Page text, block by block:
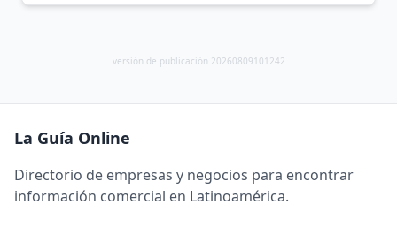
versión de publicación 20260809101242
La Guía Online
Directorio de empresas y negocios para encontrar
información comercial en Latinoamérica.